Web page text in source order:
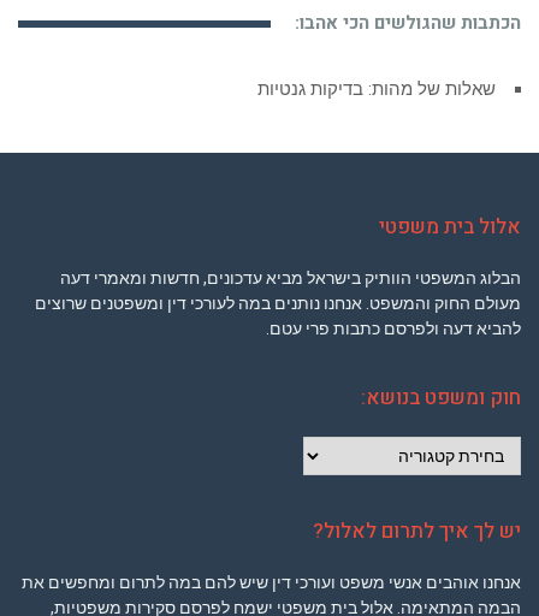
הכתבות שהגולשים הכי אהבו:
שאלות של מהות: בדיקות גנטיות
אלול בית משפטי
הבלוג המשפטי הוותיק בישראל מביא עדכונים, חדשות ומאמרי דעה
מעולם החוק והמשפט. אנחנו נותנים במה לעורכי דין ומשפטנים שרוצים
להביא דעה ולפרסם כתבות פרי עטם.
חוק ומשפט בנושא:
ומשפט
יש לך איך לתרום לאלול?
אנחנו אוהבים אנשי משפט ועורכי דין שיש להם במה לתרום ומחפשים את
הבמה המתאימה. אלול בית משפטי ישמח לפרסם סקירות משפטיות,